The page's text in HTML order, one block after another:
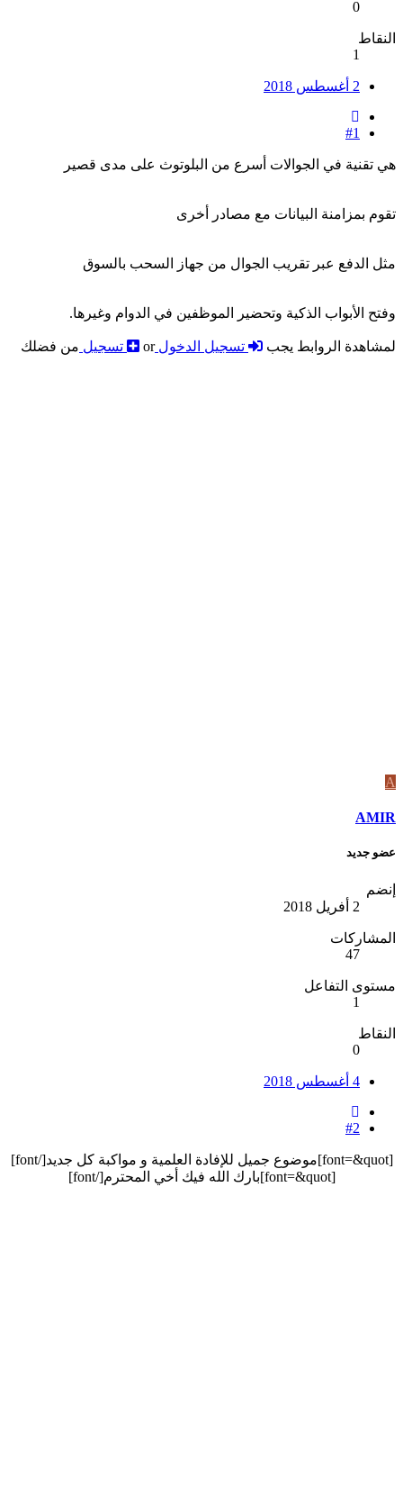
0
النقاط
1
2 أغسطس 2018
#1
هي تقنية في الجوالات أسرع من البلوتوث على مدى قصير
تقوم بمزامنة البيانات مع مصادر أخرى
مثل الدفع عبر تقريب الجوال من جهاز السحب بالسوق
وفتح الأبواب الذكية وتحضير الموظفين في الدوام وغيرها.
لمشاهدة الروابط يجب تسجيل الدخولor تسجيل من فضلك
A
AMIR
عضو جديد
إنضم
2 أفريل 2018
المشاركات
47
مستوى التفاعل
1
النقاط
0
4 أغسطس 2018
#2
[font=&quot]موضوع جميل للإفادة العلمية و مواكبة كل جديد[/font]​
[font=&quot]بارك الله فيك أخي المحترم[/font]​